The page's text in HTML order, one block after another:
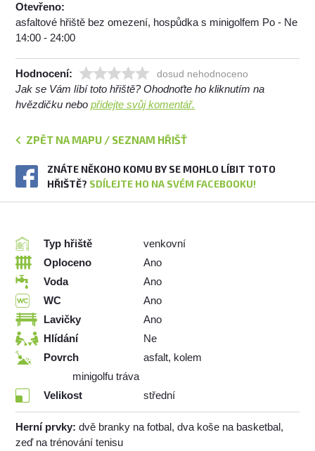
Otevřeno:
asfaltové hřiště bez omezení, hospůdka s minigolfem Po - Ne
14:00 - 24:00
Hodnocení: dosud nehodnoceno
Jak se Vám líbí toto hřiště? Ohodnoťte ho kliknutím na
hvězdičku nebopřidejte svůj komentář.
ZPĚT NA MAPU / SEZNAM HŘIŠŤ
ZNÁTE NĚKOHO KOMU BY SE MOHLO LÍBIT TOTO
HŘIŠTĚ? SDÍLEJTE HO NA SVÉM FACEBOOKU!
Typ hřiště
venkovní
Oploceno
Ano
Voda
Ano
WC
Ano
Lavičky
Ano
Hlídání
Ne
Povrch
asfalt, kolem
minigolfu tráva
Velikost
střední
Herní prvky: dvě branky na fotbal, dva koše na basketbal,
zeď na trénování tenisu